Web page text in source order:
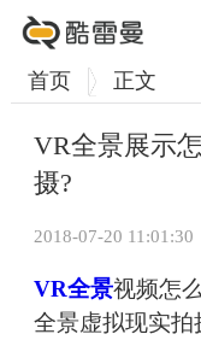
首页 正文
VR全景展示
摄?
2018-07-20 11:01:30
VR全景视频怎
全景虚拟现实